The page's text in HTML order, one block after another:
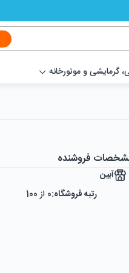
گرمایشی و موتورخانه
فروشنده
آبین
رتبه فروشگاه:0 از 100